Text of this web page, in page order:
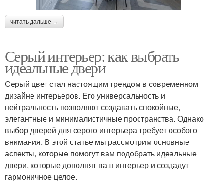
читать дальше →
Серый интерьер: как выбрать
идеальные двери
Серый цвет стал настоящим трендом в современном
дизайне интерьеров. Его универсальность и
нейтральность позволяют создавать спокойные,
элегантные и минималистичные пространства. Однако
выбор дверей для серого интерьера требует особого
внимания. В этой статье мы рассмотрим основные
аспекты, которые помогут вам подобрать идеальные
двери, которые дополнят ваш интерьер и создадут
гармоничное целое.